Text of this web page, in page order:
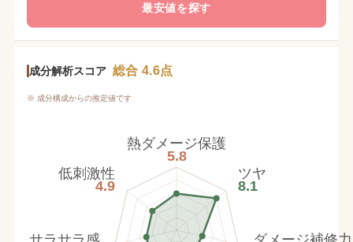
最安値を探す
成分解析スコア 総合 4.6点
※ 成分構成からの推定値です
熱ダメージ保護
5.8
ツヤ
8.1
低刺激性
4.9